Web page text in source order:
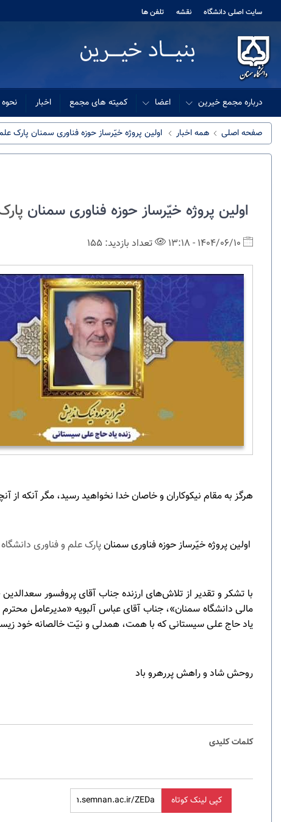
سایت اصلی دانشگاه نقشه تلفن ها
درباره مجمع خیرین اعضا کمیته های مجمع اخبار
صفحه اصلی همه اخبار اولین پروژه خیّرساز حوزه فناوری سمنان پارک
اولین پروژه خیّرساز حوزه فناوری سمنان
1404/06/10 - 13:18 تعداد بازدید: 155
هرگز به مقام نیکوکاران و خاصان خدا نخواهید رسید، مگر آنکه از
اولین پروژه خیّرساز حوزه فناوری سمنانپارک علم و فناوری
با تشکر و تقدیر از تلاش‌های ارزنده جناب آقای پروفسور
مالی دانشگاه سمنان»، جناب آقای عباس آلبویه «مدیرعامل محترم
یاد حاج علی سیستانی که با همت، همدلی و نیّت خالصانه خود
روحش شاد و راهش پررهرو باد
کلمات کلیدی
کپی لینک کوتاه